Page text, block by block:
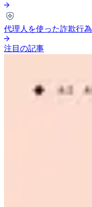
代理人を使った詐欺行為
注目の記事